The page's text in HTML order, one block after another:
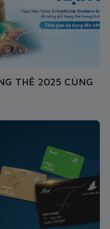
THẺ 2025 CÙNG